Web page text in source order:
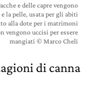
e delle capre vengono
la pelle, usata per gli abiti
alla dote per i matrimoni
vengono uccisi per essere
mangiati © Marco Cheli
di canna